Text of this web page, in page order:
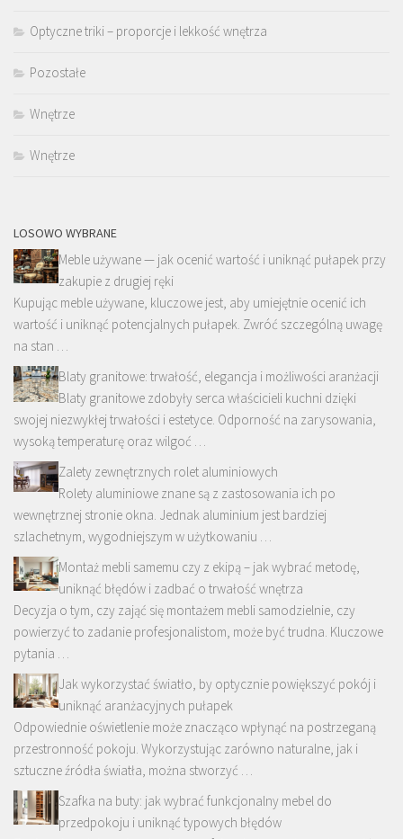
Optyczne triki – proporcje i lekkość wnętrza
Pozostałe
Wnętrze
Wnętrze
LOSOWO WYBRANE
Meble używane — jak ocenić wartość i uniknąć pułapek przy
zakupie z drugiej ręki
Kupując meble używane, kluczowe jest, aby umiejętnie ocenić ich
wartość i uniknąć potencjalnych pułapek. Zwróć szczególną uwagę
na stan …
Blaty granitowe: trwałość, elegancja i możliwości aranżacji
Blaty granitowe zdobyły serca właścicieli kuchni dzięki
swojej niezwykłej trwałości i estetyce. Odporność na zarysowania,
wysoką temperaturę oraz wilgoć …
Zalety zewnętrznych rolet aluminiowych
Rolety aluminiowe znane są z zastosowania ich po
wewnętrznej stronie okna. Jednak aluminium jest bardziej
szlachetnym, wygodniejszym w użytkowaniu …
Montaż mebli samemu czy z ekipą – jak wybrać metodę,
uniknąć błędów i zadbać o trwałość wnętrza
Decyzja o tym, czy zająć się montażem mebli samodzielnie, czy
powierzyć to zadanie profesjonalistom, może być trudna. Kluczowe
pytania …
Jak wykorzystać światło, by optycznie powiększyć pokój i
uniknąć aranżacyjnych pułapek
Odpowiednie oświetlenie może znacząco wpłynąć na postrzeganą
przestronność pokoju. Wykorzystując zarówno naturalne, jak i
sztuczne źródła światła, można stworzyć …
Szafka na buty: jak wybrać funkcjonalny mebel do
przedpokoju i uniknąć typowych błędów